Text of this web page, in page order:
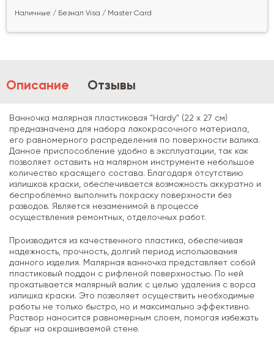
Наличные / Безнал Visa / Master Card
Описание Отзывы
Ванночка малярная пластиковая "Hardy" (22 х 27 см)
предназначена для набора лакокрасочного материала,
его равномерного распределения по поверхности валика.
Данное приспособление удобно в эксплуатации, так как
позволяет оставить на малярном инструменте небольшое
количество красящего состава. Благодаря отсутствию
излишков краски, обеспечивается возможность аккуратно и
беспроблемно выполнить покраску поверхности без
разводов. Является незаменимой в процессе
осуществления ремонтных, отделочных работ.
Производится из качественного пластика, обеспечивая
надежность, прочность, долгий период использования
данного изделия. Малярная ванночка представляет собой
пластиковый поддон с рифленой поверхностью. По ней
прокатывается малярный валик с целью удаления с ворса
излишка краски. Это позволяет осуществить необходимые
работы не только быстро, но и максимально эффективно.
Раствор наносится равномерным слоем, помогая избежать
брызг на окрашиваемой стене.